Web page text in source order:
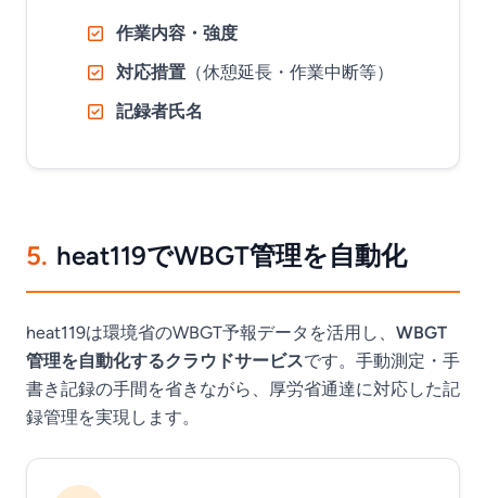
作業内容・強度
対応措置 （休憩延長・作業中断等）
記録者氏名
5. heat119でWBGT管理を自動化
heat119は環境省のWBGT予報データを活用し、 WBGT
管理を自動化するクラウドサービスです。手動測定・手
書き記録の手間を省きながら、厚労省通達に対応した記
録管理を実現します。